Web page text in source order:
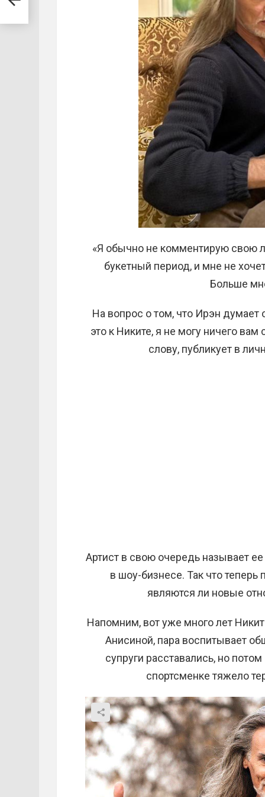
«Я обычно не комментирую свою
букетный период, и мне не
Больше
На вопрос о том, что Ирэн думает
это к Никите, я не могу ничего вам
слову, публикует в
Артист в свою очередь называет
в шоу-бизнесе. Так что теперь
являются ли новые
Напомним, вот уже много лет
Анисиной, пара воспитывает
супруги расставались, но
спортсменке тяжело